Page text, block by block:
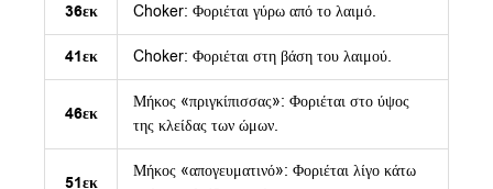
36εκ Choker: Φοριέται γύρω από το λαιμό.
41εκ Choker: Φοριέται στη βάση του λαιμού.
46εκ
Μήκος «πριγκίπισσας»: Φοριέται στο ύψος
της κλείδας των ώμων.
51εκ
Μήκος «απογευματινό»: Φοριέται λίγο κάτω